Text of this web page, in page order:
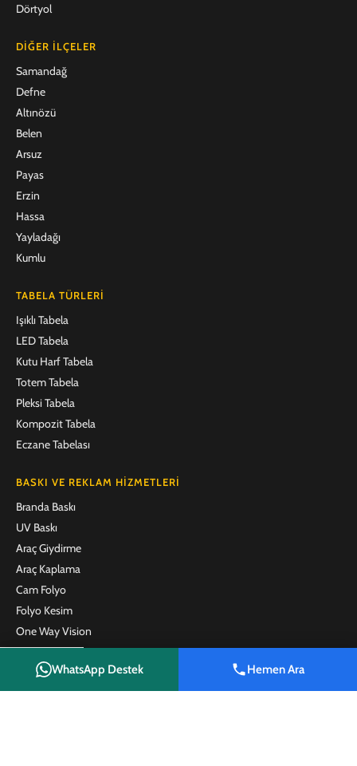
WishlistCart My account
Dörtyol
DIĞER İLÇELER
Samandağ
Defne
Altınözü
Belen
Arsuz
Payas
Erzin
Hassa
Yayladağı
Kumlu
TABELA TÜRLERI
Işıklı Tabela
LED Tabela
Kutu Harf Tabela
Totem Tabela
Pleksi Tabela
Kompozit Tabela
Eczane Tabelası
BASKI VE REKLAM HIZMETLERI
Branda Baskı
UV Baskı
Araç Giydirme
Araç Kaplama
Cam Folyo
Folyo Kesim
One Way Vision
Emlak Brandası
Emlak Afişi
Satılık Tabelası
WhatsApp Destek Hemen Ara